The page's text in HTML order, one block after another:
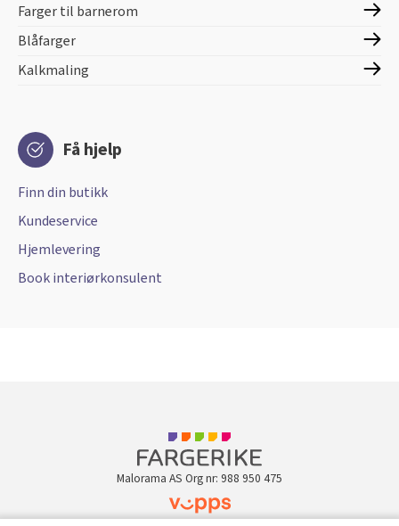
Farger til barnerom
Blåfarger
Kalkmaling
Få hjelp
Finn din butikk
Kundeservice
Hjemlevering
Book interiørkonsulent
Malorama AS Org nr: 988 950 475